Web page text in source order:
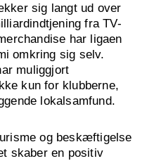
sig langt ud over
fra TV-
har ligaen
omkring sig selv.
muliggjort
kun for klubberne,
lokalsamfund.
og beskæftigelse
skaber en positiv